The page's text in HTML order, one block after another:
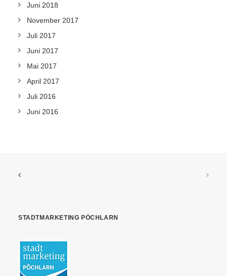
Juni 2018
November 2017
Juli 2017
Juni 2017
Mai 2017
April 2017
Juli 2016
Juni 2016
STADTMARKETING PÖCHLARN